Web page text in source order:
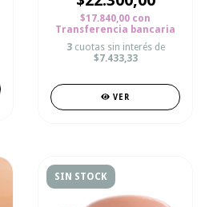
$17.840,00 con
Transferencia bancaria
3 cuotas sin interés de
$7.433,33
VER
SIN STOCK